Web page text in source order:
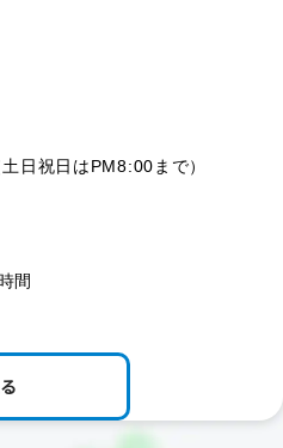
日祝日はPM8:00まで）
間